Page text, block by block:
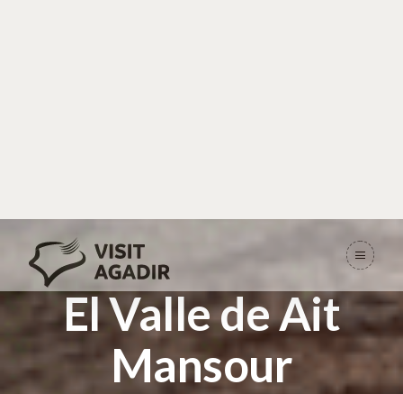
El Valle de Ait
Mansour